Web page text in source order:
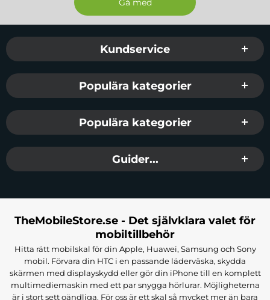
Sidfot Blandad info och länkar
Kundservice
Populära kategorier
Populära kategorier
Guider...
TheMobileStore.se - Det självklara valet för
mobiltillbehör
Hitta rätt mobilskal för din Apple, Huawei, Samsung och Sony
mobil. Förvara din HTC i en passande läderväska, skydda
skärmen med displayskydd eller gör din iPhone till en komplett
multimediemaskin med ett par snygga hörlurar. Möjligheterna
är i stort sett oändliga. För oss är ett skal så mycket mer än bara